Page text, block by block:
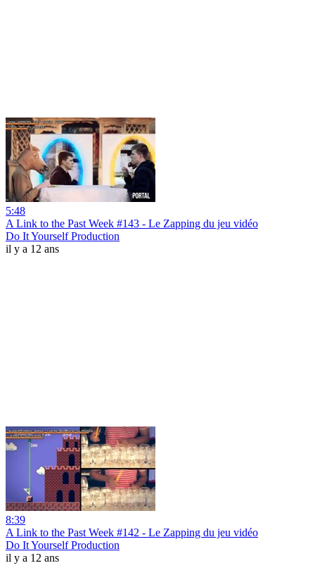
5:48
A Link to the Past Week #143 - Le Zapping du jeu vidéo
Do It Yourself Production
il y a 12 ans
8:39
A Link to the Past Week #142 - Le Zapping du jeu vidéo
Do It Yourself Production
il y a 12 ans